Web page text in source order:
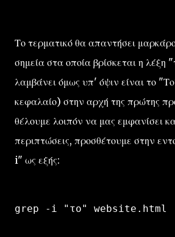
Το τερματικό θα απαντήσει
σημεία στα οποία βρίσκεται η λέξη
λαμβάνει όμως υπ' όψιν είναι το
κεφαλαίο) στην αρχή της πρώτης
θέλουμε λοιπόν να μας εμφανίσει
περιπτώσεις, προσθέτουμε στην
i" ως εξής:
grep -i "το" website.html